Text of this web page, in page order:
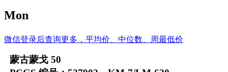
Mon
微信登录后查询更多，平均价、中位数、周最低价
蒙古蒙戈 50